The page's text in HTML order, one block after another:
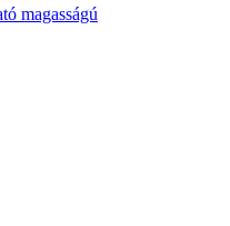
magasságú